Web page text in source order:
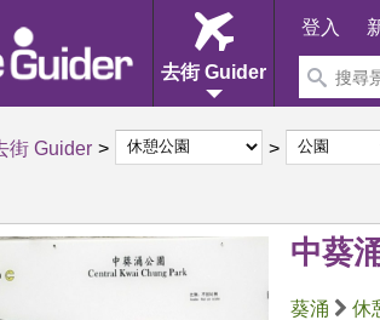
去街 Guider
登入
街 Guider
中葵
葵涌 休